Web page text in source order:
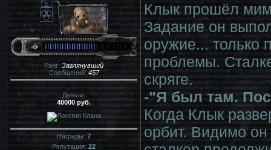
Ранг: Заглянувший
Сообщений:457
Деньги:
40000 руб.
Награды:7
Репутация:22
Клык прошёл
Задание он
оружие... только
проблемы.
скряге.
-"Я был там.
Когда Клык
орбит. Видимо